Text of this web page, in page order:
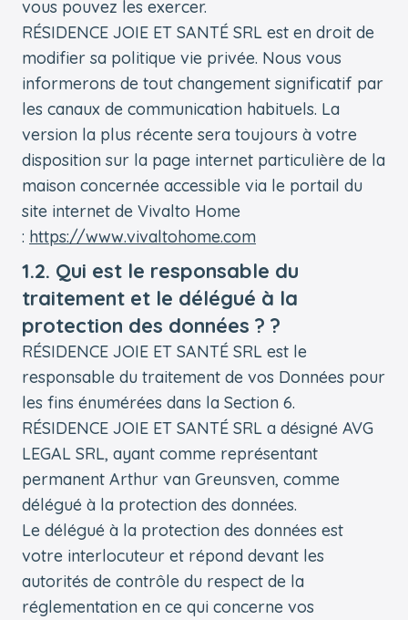
vous pouvez les exercer.
RÉSIDENCE JOIE ET SANTÉ SRL est en droit de
modifier sa politique vie privée. Nous vous
informerons de tout changement significatif par
les canaux de communication habituels. La
version la plus récente sera toujours à votre
disposition sur la page internet particulière de la
maison concernée accessible via le portail du
site internet de Vivalto Home
: https://www.vivaltohome.com
1.2. Qui est le responsable du
traitement et le délégué à la
protection des données ? ?
RÉSIDENCE JOIE ET SANTÉ SRL est le
responsable du traitement de vos Données pour
les fins énumérées dans la Section 6.
RÉSIDENCE JOIE ET SANTÉ SRL a désigné AVG
LEGAL SRL, ayant comme représentant
permanent Arthur van Greunsven, comme
délégué à la protection des données.
Le délégué à la protection des données est
votre interlocuteur et répond devant les
autorités de contrôle du respect de la
réglementation en ce qui concerne vos